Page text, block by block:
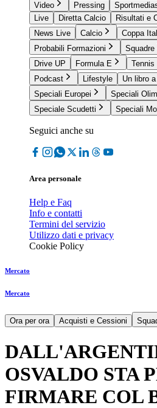
Video Pressing
Live
Diretta Calcio
Risultati e
News Live
Calcio Coppa
Probabili Formazioni
Squadre
Drive UP
Formula E Tennis
Podcast
Lifestyle
Un libro
Speciali Europei
Speciali
Speciale Scudetti
Speciali
Seguici anche su
Area personale
Help e Faq
Info e contatti
Termini del servizio
Utilizzo dati e privacy
Cookie Policy
Mercato
Mercato
Ora per ora Acquisti e Cessioni
OSVALDO STA
FIRMARE COL